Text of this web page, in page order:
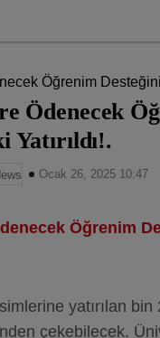
Ödenecek
Ocak 26, 2025 10:47
Öğrenim
yatırılan bin
çekebilecek.